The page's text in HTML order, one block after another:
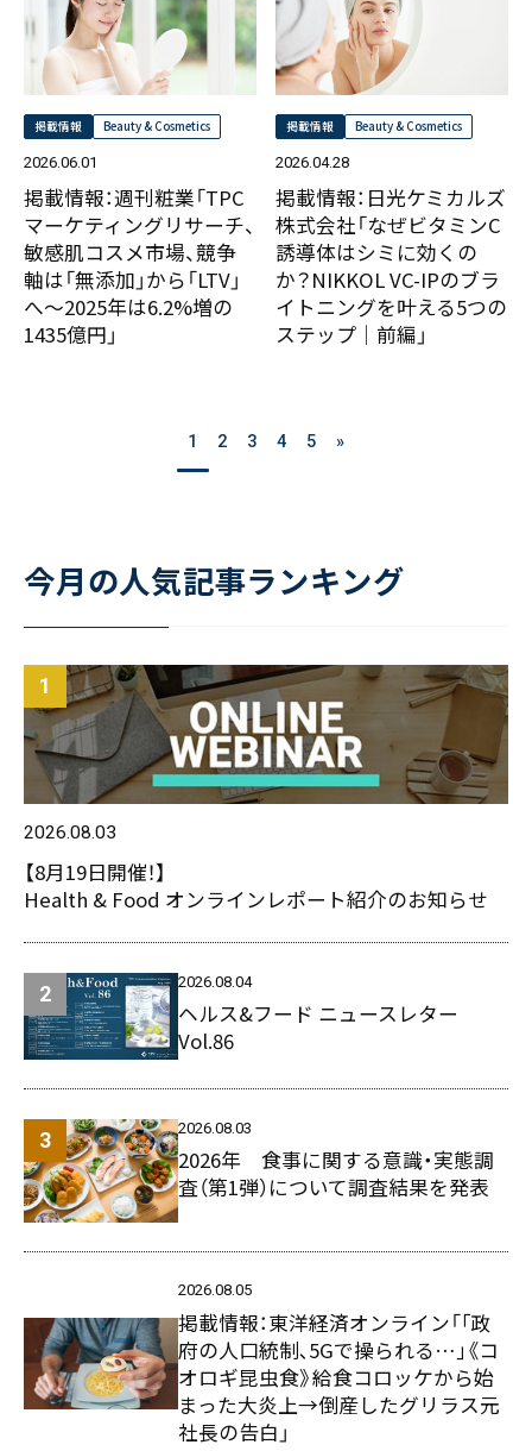
掲載情報 Beauty & Cosmetics
2026.06.01
掲載情報：週刊粧業「TPC
マーケティングリサーチ、
敏感肌コスメ市場、競争
軸は「無添加」から「LTV」
へ～2025年は6.2%増の
1435億円」
掲載情報 Beauty & Cosmetics
2026.04.28
掲載情報：日光ケミカルズ
株式会社「なぜビタミンC
誘導体はシミに効くの
か？NIKKOL VC-IPのブラ
イトニングを叶える5つの
ステップ｜前編」
1 2 3 4 5 »
今月の人気記事ランキング
2026.08.03
【8月19日開催！】
Health & Food オンラインレポート紹介のお知らせ
2026.08.04
ヘルス&フード ニュースレター
Vol.86
2026.08.03
2026年 食事に関する意識・実態調
査（第1弾）について調査結果を発表
2026.08.05
掲載情報：東洋経済オンライン「｢政
府の人口統制､5Gで操られる…｣《コ
オロギ昆虫食》給食コロッケから始
まった大炎上→倒産したグリラス元
社長の告白」